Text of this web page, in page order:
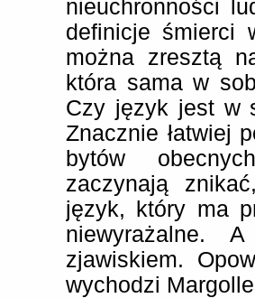
nieuchronności
definicje śmierci
można zresztą
która sama w
Czy język jest w
Znacznie łatwiej
bytów
zaczynają
język, który ma
niewyrażalne.
zjawiskiem.
wychodzi